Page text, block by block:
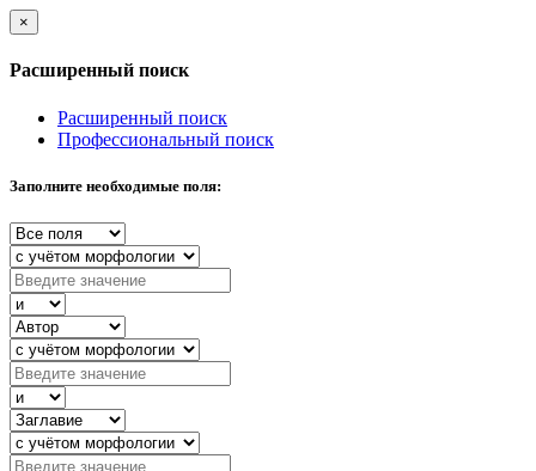
×
Расширенный поиск
Расширенный поиск
Профессиональный поиск
Заполните необходимые поля: